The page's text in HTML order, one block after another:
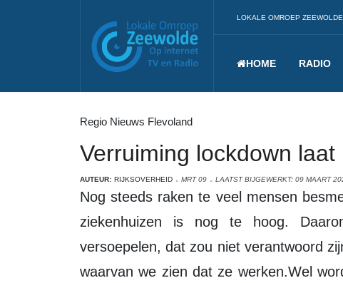
LOKALE OMROEP
HOME RADIO
Regio Nieuws Flevoland
Verruiming lockdown
AUTEUR: RIJKSOVERHEID MRT 09 LAATST BIJGEWERKT: 09 MAART
Nog steeds raken te veel mensen besmet met het coronavirus. Ook de druk op
ziekenhuizen is nog te hoog.
versoepelen, dat zou niet verantwoord
waarvan we zien dat ze werken.Wel